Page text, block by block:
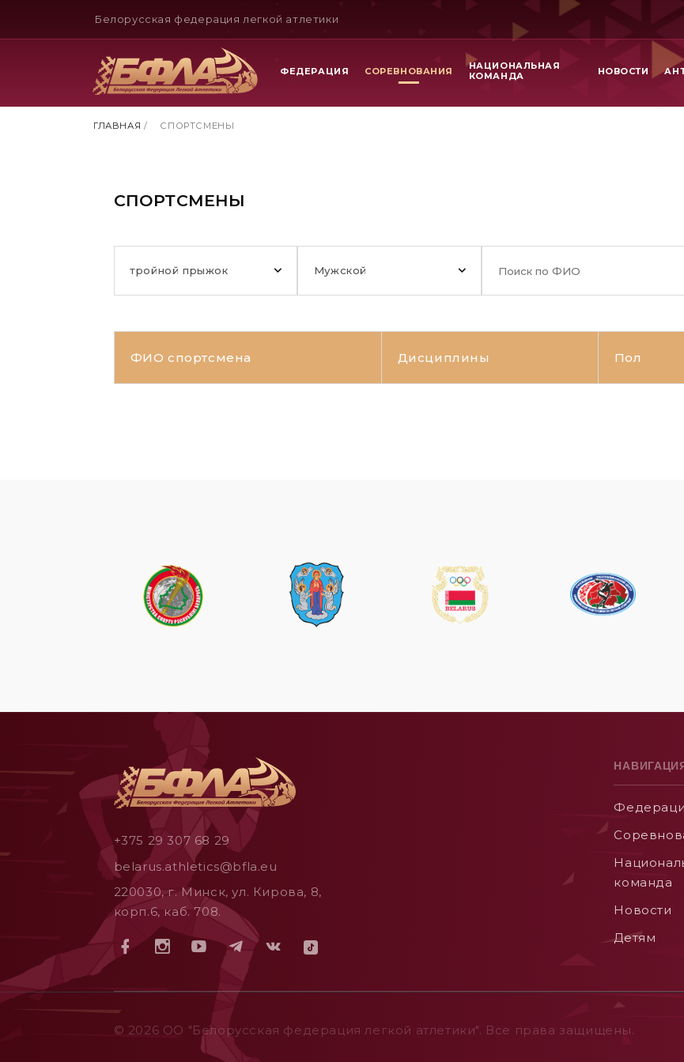
Белорусская федерация легкой атлетики
ФЕДЕРАЦИЯ СОРЕВНОВАНИЯ
НАЦИОНАЛЬНАЯ
КОМАНДА
НОВОСТИ
ГЛАВНАЯ / СПОРТСМЕНЫ
СПОРТСМЕНЫ
тройной прыжок Мужской
ФИО спортсмена Дисциплины Пол
+375 29 307 68 29
belarus.athletics@bfla.eu
220030, г. Минск, ул. Кирова, 8,
корп.6, каб. 708.
НАВИГАЦИЯ
команда
Новости
Детям
© 2026 ОO "Белорусская федерация легкой атлетики". Все права защищены.